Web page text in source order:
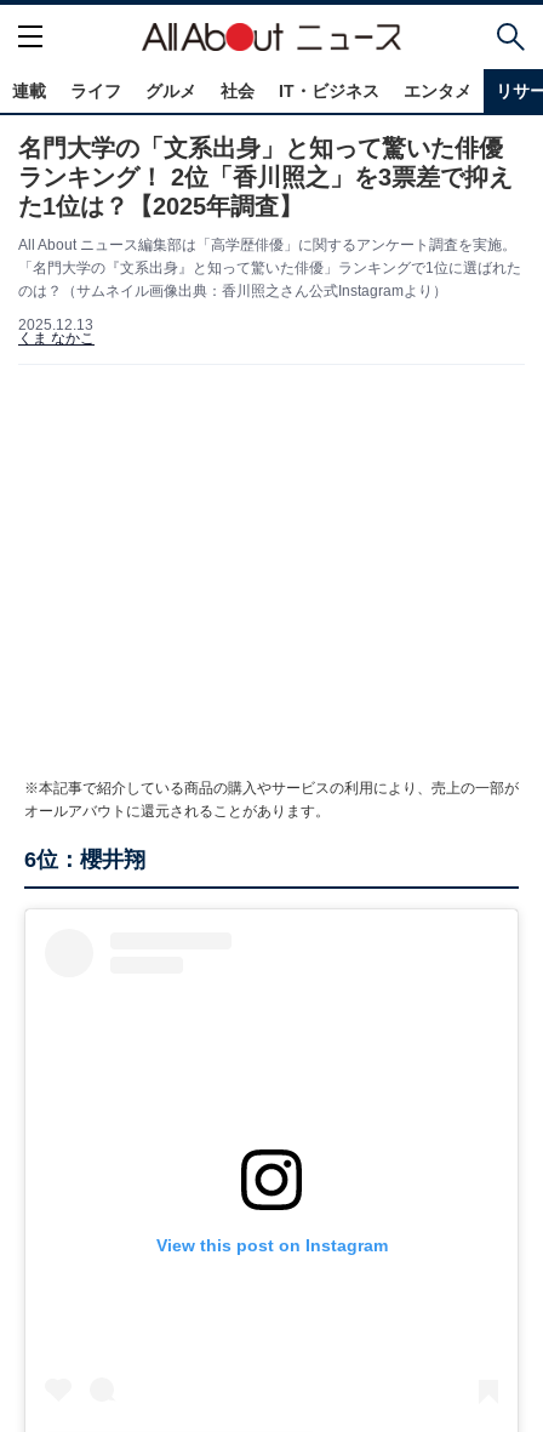
連載 ライフ グルメ 社会 IT・ビジネス エンタメ リサ
名門大学の「文系出身」と知って驚いた俳優
ランキング！ 2位「香川照之」を3票差で抑え
た1位は？【2025年調査】
All About ニュース編集部は「高学歴俳優」に関するアンケート調査を実施。
「名門大学の『文系出身』と知って驚いた俳優」ランキングで1位に選ばれた
のは？（サムネイル画像出典：香川照之さん公式Instagramより）
2025.12.13
くま なかこ
※本記事で紹介している商品の購入やサービスの利用により、売上の一部が
オールアバウトに還元されることがあります。
6位：櫻井翔
View this post on Instagram